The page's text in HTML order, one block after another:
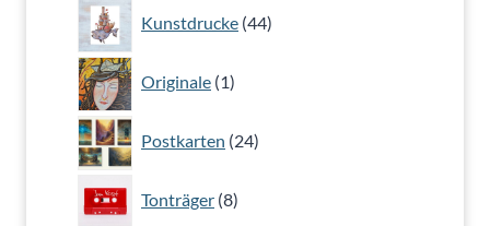
Kunstdrucke 44
Produkte
Originale 1
Produkt
Postkarten 24
Produkte
Tonträger 8
Produkte